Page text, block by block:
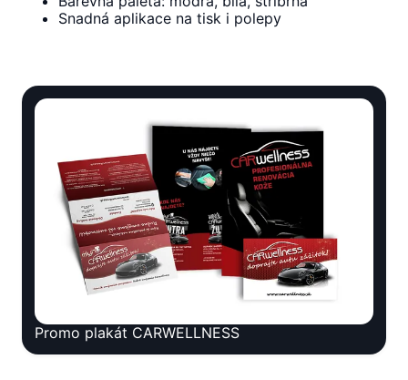
Snadná aplikace na tisk i polepy
Promo plakát CARWELLNESS